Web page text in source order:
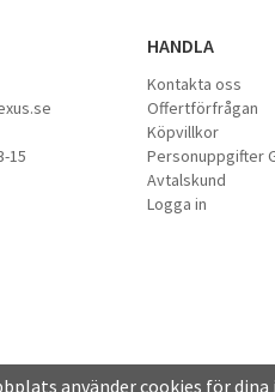
15
HANDLA
Kontakta oss
Offertförfrågan
Köpvillkor
Personuppgifter
Avtalskund
Logga in
använder cookies för